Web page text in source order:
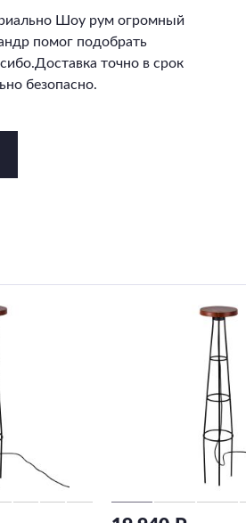
Шоу рум огромный
помог подобрать
точно в срок
безопасно.